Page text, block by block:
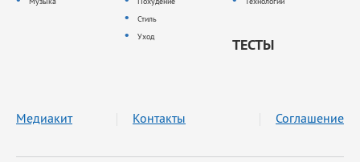
Стиль
Уход
ТЕСТЫ
Медиакит Контакты Соглашение